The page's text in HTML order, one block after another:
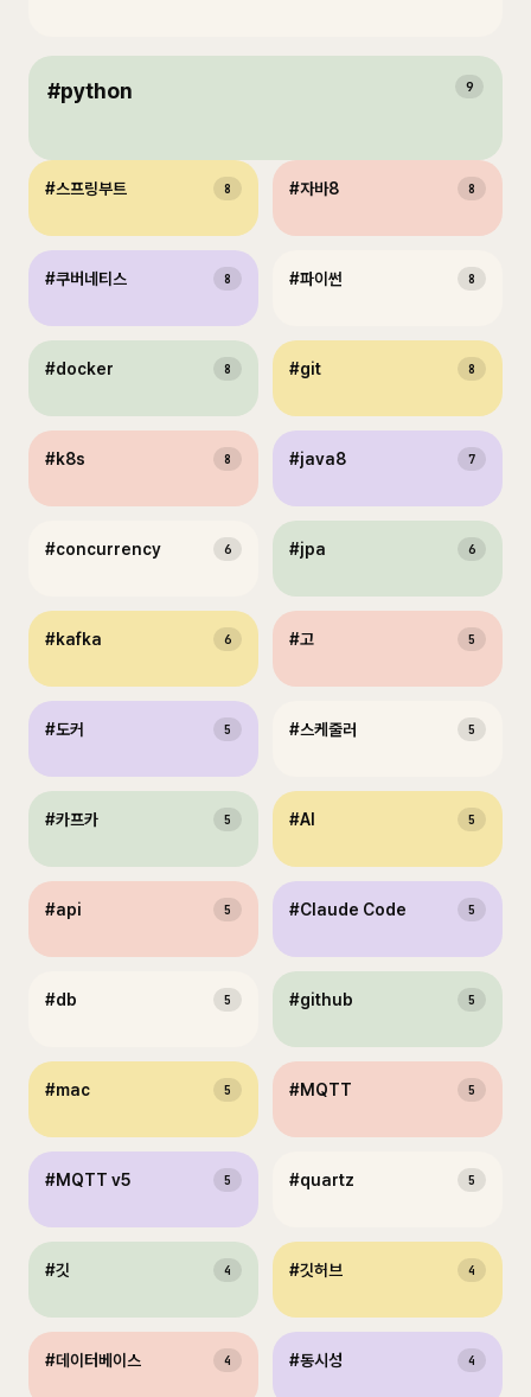
#python 9
#스프링부트 8 #자바8 8
#쿠버네티스 8 #파이썬 8
#docker 8 #git 8
#k8s 8 #java8 7
#concurrency 6 #jpa 6
#kafka 6 #고 5
#도커 5 #스케줄러 5
#카프카 5 #AI 5
#api 5 #Claude Code 5
#db 5 #github 5
#mac 5 #MQTT 5
#MQTT v5 5 #quartz 5
#깃 4 #깃허브 4
#데이터베이스 4 #동시성 4